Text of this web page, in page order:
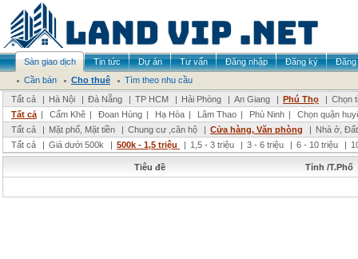
Sàn giao dịch Tin tức Dự án Tư vấn Đăng nhập Đăng ký
Đăng
Cần bán
Cho thuê
Tìm theo nhu cầu
Tất cả
| Hà Nội | Đà Nẵng | TP HCM | Hải Phòng | An Giang | Phú Thọ | Chọn
Tất cả | Cẩm Khê | Đoan Hùng | Hạ Hòa | Lâm Thao | Phù Ninh |
Chọn quận
Tất cả
| Mặt phố, Mặt tiền | Chung cư ,căn hộ | Cửa hàng, Văn phòng | Nhà ở,
Tất cả
| Giá dưới 500k | 500k - 1,5 triệu | 1,5 - 3 triệu | 3 - 6 triệu | 6 - 10 triệu |
Tiêu đề Tỉnh /T.Phố